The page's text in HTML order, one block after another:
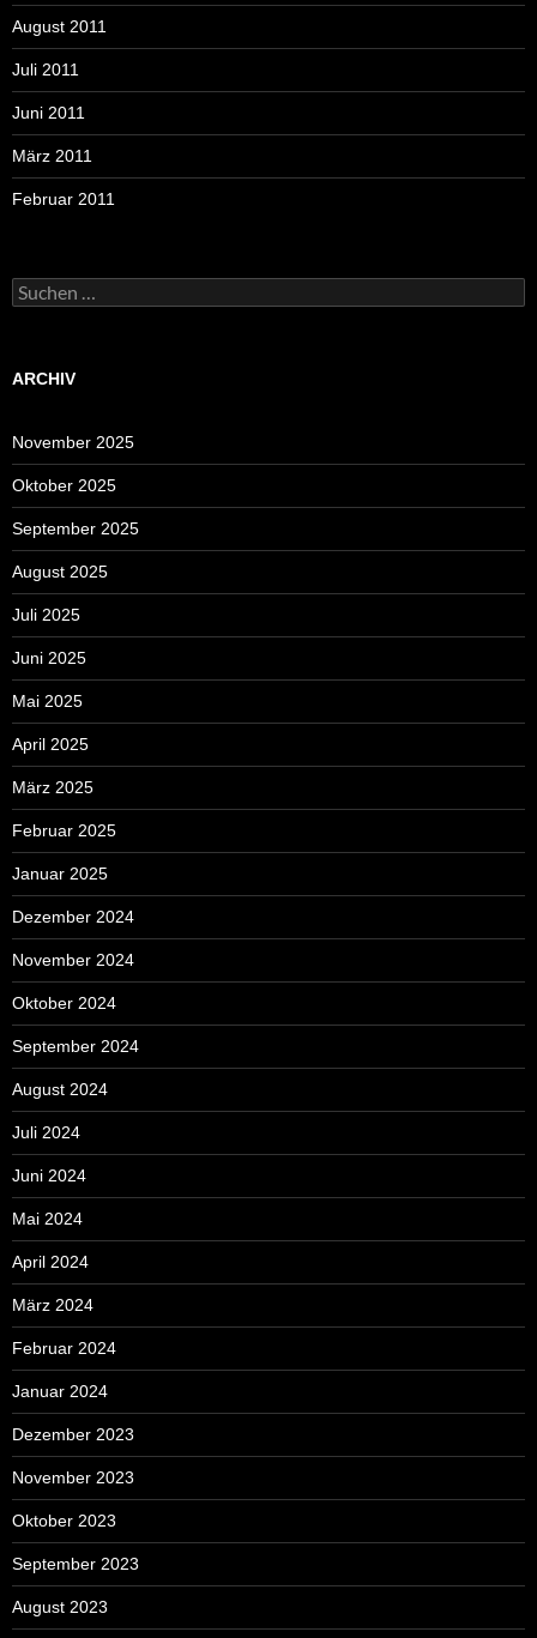
August 2011
Juli 2011
Juni 2011
März 2011
Februar 2011
Suchen
nach:
ARCHIV
November 2025
Oktober 2025
September 2025
August 2025
Juli 2025
Juni 2025
Mai 2025
April 2025
März 2025
Februar 2025
Januar 2025
Dezember 2024
November 2024
Oktober 2024
September 2024
August 2024
Juli 2024
Juni 2024
Mai 2024
April 2024
März 2024
Februar 2024
Januar 2024
Dezember 2023
November 2023
Oktober 2023
September 2023
August 2023